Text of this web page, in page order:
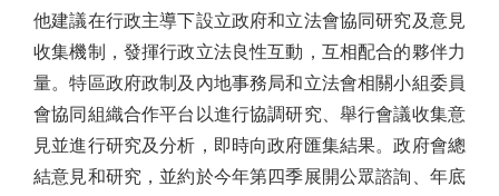
他建議在行政主導下設立政府和立法會協同研究及意見
收集機制，發揮行政立法良性互動，互相配合的夥伴力
量。特區政府政制及內地事務局和立法會相關小組委員
會協同組織合作平台以進行協調研究、舉行會議收集意
見並進行研究及分析，即時向政府匯集結果。政府會總
結意見和研究，並約於今年第四季展開公眾諮詢、年底